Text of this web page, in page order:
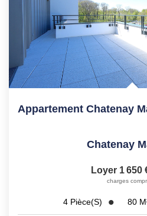
Chatenay
Loyer 1 650
charges
4 Pièce(s) 80